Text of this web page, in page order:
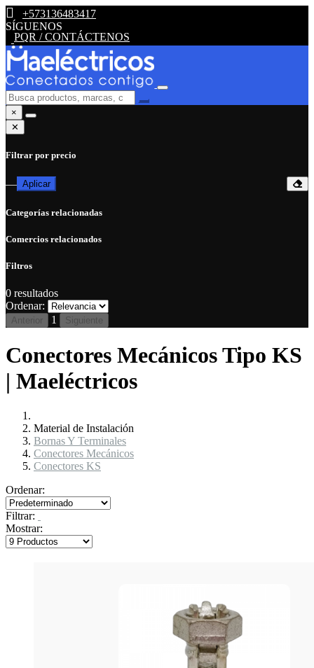
+573136483417
SÍGUENOS
PQR / CONTÁCTENOS
×
✕
Filtrar por precio
— Aplicar
Categorías relacionadas
Comercios relacionados
Filtros
0 resultados
Ordenar:
Anterior 1 Siguiente
Conectores Mecánicos Tipo KS
| Maeléctricos
Material de Instalación
Bornas Y Terminales
Conectores Mecánicos
Conectores KS
Ordenar:
Filtrar:
Mostrar: